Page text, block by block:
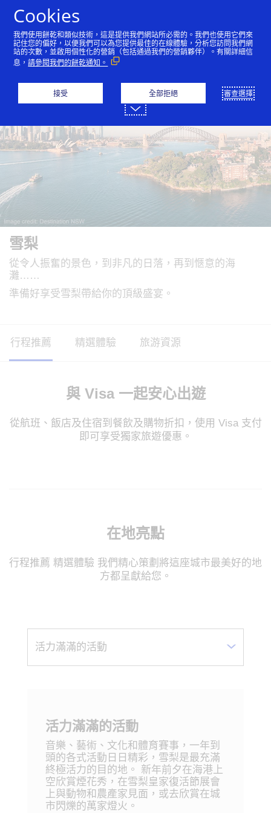
曼谷 倫敦 紐約 巴黎 首爾 新加坡
雪梨
從令人振奮的景色，到非凡的日落，再到愜意的海
灘……
準備好享受雪梨帶給你的頂級盛宴。
行程推薦 精選體驗 旅游資源
與 Visa 一起安心出遊
從航班、飯店及住宿到餐飲及購物折扣，使用 Visa 支付
即可享受獨家旅遊優惠。
在地亮點
行程推薦 精選體驗 我們精心策劃將這座城市最美好的地
方都呈獻給您。
活力滿滿的活動
音樂、藝術、文化和體育賽事，一年到
頭的各式活動日日精彩，雪梨是最充滿
終極活力的目的地。 新年前夕在海港上
空欣賞煙花秀，在雪梨皇家復活節展會
上與動物和農產家見面，或去欣賞在城
市閃爍的萬家燈火。
Cookies
我們使用餅乾和類似技術，這是提供我們網站所必需的。我們也使用它們來
記住您的偏好，以便我們可以為您提供最佳的在線體驗，分析您訪問我們網
站的次數，並啟用個性化的營銷（包括通過我們的營銷夥伴）。有關詳細信
息，請參閱我們的餅乾通知。
接受 全部拒絕 審查選擇